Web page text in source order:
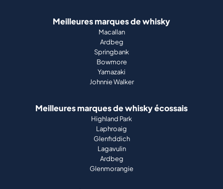
Meilleures marques de whisky
Macallan
Ardbeg
Springbank
Bowmore
Yamazaki
Johnnie Walker
Meilleures marques de whisky écossais
Highland Park
Laphroaig
Glenfiddich
Lagavulin
Ardbeg
Glenmorangie